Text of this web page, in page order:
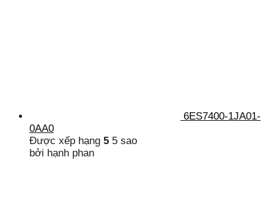
6ES7400-1JA01-
0AA0
Được xếp hạng 5 5 sao
bởi hạnh phan